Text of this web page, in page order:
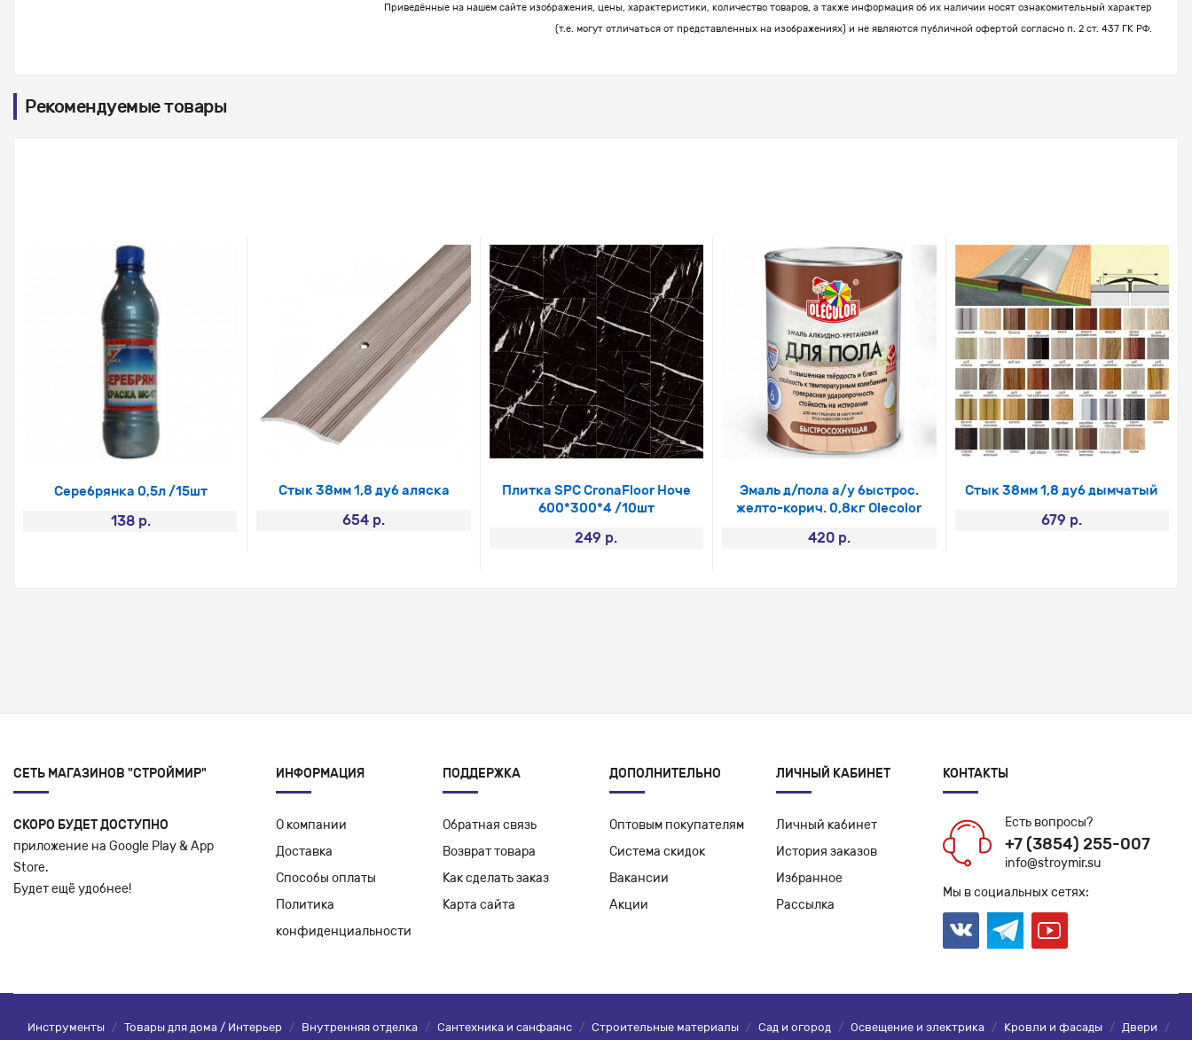
Приведённые на нашем сайте изображения, цены, характеристики, количество товаров, а также информация об их наличии носят ознакомительный характер
(т.е. могут отличаться от представленных на изображениях) и не являются публичной офертой согласно п. 2 ст. 437 ГК РФ.
Рекомендуемые товары
Серебрянка 0,5л /15шт
138 р.
Стык 38мм 1,8 дуб аляска
654 р.
Плитка SPC CronaFloor Ноче
600*300*4 /10шт
249 р.
Эмаль д/пола а/у быстрос.
желто-корич. 0,8кг Olecolor
420 р.
Стык 38мм 1,8 дуб дымчатый
679 р.
СЕТЬ МАГАЗИНОВ "СТРОЙМИР"
СКОРО БУДЕТ ДОСТУПНО
приложение на Google Play & App
Store.
Будет ещё удобнее!
ИНФОРМАЦИЯ
О компании
Доставка
Способы оплаты
Политика
конфиденциальности
ПОДДЕРЖКА
Обратная связь
Возврат товара
Как сделать заказ
Карта сайта
ДОПОЛНИТЕЛЬНО
Оптовым покупателям
Система скидок
Вакансии
Акции
ЛИЧНЫЙ КАБИНЕТ
Личный кабинет
История заказов
Избранное
Рассылка
КОНТАКТЫ
Есть вопросы?
+7 (3854) 255-007
info@stroymir.su
Мы в социальных сетях:
Инструменты / Товары для дома / Интерьер / Внутренняя отделка / Сантехника и санфаянс / Строительные материалы / Сад и огород / Освещение и электрика / Кровли и фасады / Двери /